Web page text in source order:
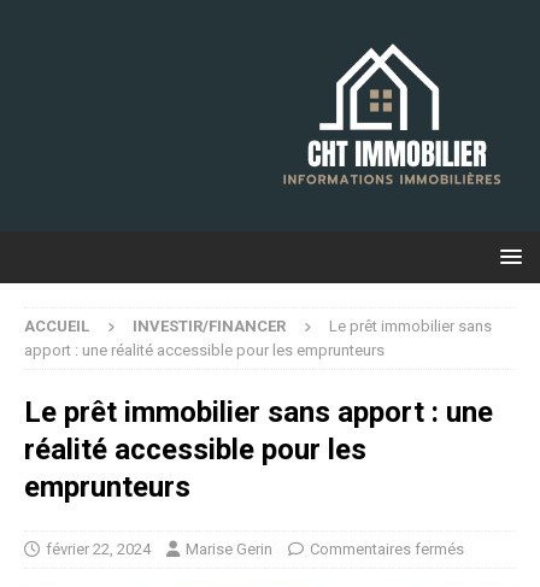
ACCUEIL INVESTIR/FINANCER
Le prêt immobilier sans
apport : une réalité accessible pour les emprunteurs
Le prêt immobilier sans apport : une
réalité accessible pour les
emprunteurs
février 22, 2024 Marise Gerin Commentaires fermés